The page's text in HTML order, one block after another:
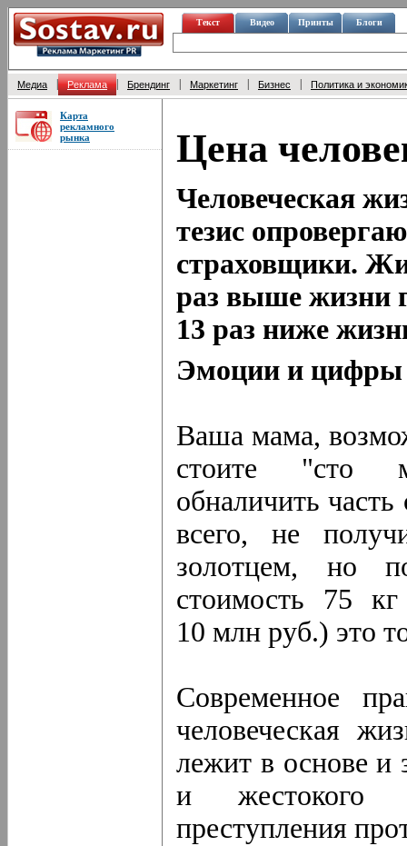
Текст Видео Принты Блоги
Медиа Реклама Брендинг Маркетинг Бизнес Политика и
Карта
рекламного
рынка
Цена
Человеческая
тезис
страховщики.
раз выше жизни
13 раз ниже
Эмоции и цифры
Ваша мама,
стоите "сто
обналичить
всего, не
золотцем, но
стоимость 75 кг
10 млн руб.) это
Современное
человеческая
лежит в основе и
и жестокого
преступления